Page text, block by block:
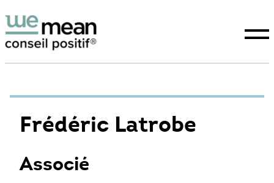
Conseil positif
Expertises
La raison d’être
Frédéric Latrobe
Associé